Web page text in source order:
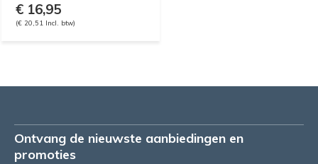
€ 16,95
(€ 20,51 Incl. btw)
Ontvang de nieuwste aanbiedingen en
promoties